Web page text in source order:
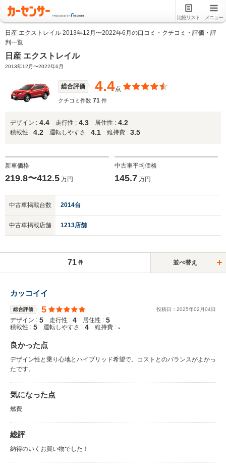
比較リスト メニュー
日産 エクストレイル 2013年12月〜2022年6月の口コミ・クチコミ・評価・評
判一覧
日産 エクストレイル
2013年12月〜2022年6月
総合評価 4.4点
クチコミ件数 71 件
デザイン : 4.4 走行性 : 4.3 居住性 : 4.2
積載性 : 4.2 運転しやすさ : 4.1 維持費 : 3.5
新車価格
219.8〜412.5 万円
中古車平均価格
145.7 万円
中古車掲載台数 2014台
中古車掲載店舗 1213店舗
71 件 並べ替え
カッコイイ
総合評価 5 投稿日： 2025年02 月04日
デザイン : 5 走行性 : 4 居住性 : 5
積載性 : 5 運転しやすさ : 4 維持費 : -
良かった点
デザイン性と乗り心地とハイブリッド希望で、コストとのバランスがよかっ
たです。
気になった点
燃費
総評
納得のいくお買い物でした！